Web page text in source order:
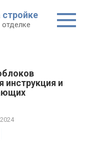
инструкция и